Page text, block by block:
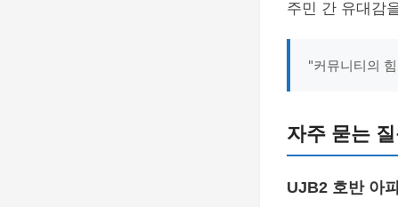
주민 간 유대감
"커뮤니티의
자주 묻는
UJB2 호반 아